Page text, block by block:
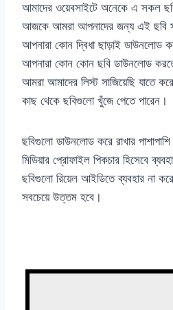
আমাদের ওয়েবসাইটে অনেকে এ সকল
আজকে আমরা আপনাদের জন্য এই ছবি
আপনারা কোন দ্বিধা ছাড়াই ডাউনলোড
আপনারা কোন কোন ছবি ডাউনলোড
আমরা আমাদের লিস্ট সাজিয়েছি যাতে
কাছ থেকে ছবিগুলো খুঁজে পেতে পারেন।
ছবিগুলো ডাউনলোড করে রাখার
মিডিয়ার প্রোফাইল পিকচার হিসেবে
ছবিগুলো রিয়েল আইডিতে ব্যবহার না
সবচেয়ে উত্তম হবে।